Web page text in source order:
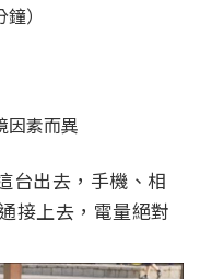
）
因素而異
台出去，手機、相
接上去，電量絕對